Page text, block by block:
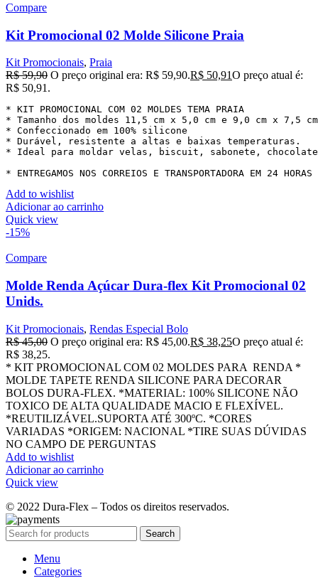
Compare
Kit Promocional 02 Molde Silicone Praia
Kit Promocionais, Praia
R$59,90 O preço original era: R$ 59,90.R$ 50,91O preço atual é:
R$ 50,91.
* KIT PROMOCIONAL COM 02 MOLDES TEMA PRAIA
* Tamanho dos moldes 11,5 cm x 5,0 cm e 9,0 cm x 7,5 cm
* Confeccionado em 100% silicone
* Durável, resistente a altas e baixas temperaturas.
* Ideal para moldar velas, biscuit, sabonete,
* ENTREGAMOS NOS CORREIOS E TRANSPORTADORA EM 24 HORAS
Add to wishlist
Adicionar ao carrinho
Quick view
-15%
Compare
Molde Renda Açúcar Dura-flex Kit Promocional 02
Unids.
Kit Promocionais, Rendas Especial Bolo
R$45,00 O preço original era: R$ 45,00.R$ 38,25O preço atual é:
R$ 38,25.
* KIT PROMOCIONAL COM 02 MOLDES PARA RENDA *
MOLDE TAPETE RENDA SILICONE PARA DECORAR
BOLOS DURA-FLEX. *MATERIAL: 100% SILICONE NÃO
TOXICO DE ALTA QUALIDADE MACIO E FLEXÍVEL.
*REUTILIZÁVEL.SUPORTA ATÉ 300ºC. *CORES
VARIADAS *ORIGEM: NACIONAL *TIRE SUAS DÚVIDAS
NO CAMPO DE PERGUNTAS
Add to wishlist
Adicionar ao carrinho
Quick view
© 2022 Dura-Flex – Todos os direitos reservados.
Search
Menu
Categories